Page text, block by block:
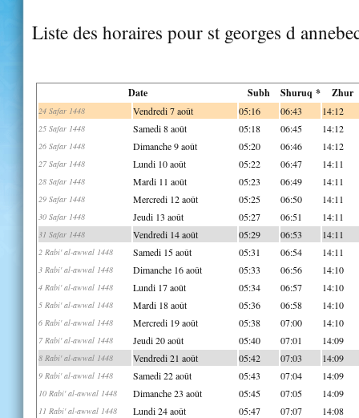
Liste des horaires pour st georges d
Date Subh Shuruq * Zhur
24 Safar 1448 Vendredi 7 août 05:16 06:43 14:12
25 Safar 1448 Samedi 8 août 05:18 06:45 14:12
26 Safar 1448 Dimanche 9 août 05:20 06:46 14:12
27 Safar 1448 Lundi 10 août 05:22 06:47 14:11
28 Safar 1448 Mardi 11 août 05:23 06:49 14:11
29 Safar 1448 Mercredi 12 août 05:25 06:50 14:11
30 Safar 1448 Jeudi 13 août 05:27 06:51 14:11
31 Safar 1448 Vendredi 14 août 05:29 06:53 14:11
2 Rabi' al-awwal 1448 Samedi 15 août 05:31 06:54 14:11
3 Rabi' al-awwal 1448 Dimanche 16 août 05:33 06:56 14:10
4 Rabi' al-awwal 1448 Lundi 17 août 05:34 06:57 14:10
5 Rabi' al-awwal 1448 Mardi 18 août 05:36 06:58 14:10
6 Rabi' al-awwal 1448 Mercredi 19 août 05:38 07:00 14:10
7 Rabi' al-awwal 1448 Jeudi 20 août 05:40 07:01 14:09
8 Rabi' al-awwal 1448 Vendredi 21 août 05:42 07:03 14:09
9 Rabi' al-awwal 1448 Samedi 22 août 05:43 07:04 14:09
10 Rabi' al-awwal 1448 Dimanche 23 août 05:45 07:05 14:09
11 Rabi' al-awwal 1448 Lundi 24 août 05:47 07:07 14:08